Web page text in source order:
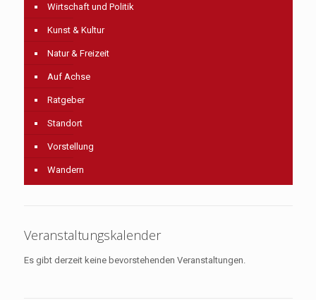
Wirtschaft und Politik
Kunst & Kultur
Natur & Freizeit
Auf Achse
Ratgeber
Standort
Vorstellung
Wandern
Veranstaltungskalender
Es gibt derzeit keine bevorstehenden Veranstaltungen.